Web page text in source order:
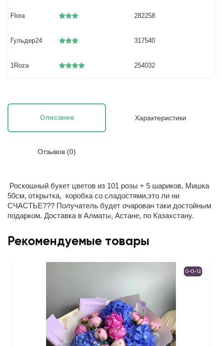
Flora 282258
Гульдер24 317540
1Roza 254032
Описание Характеристики
Отзывов (0)
Роскошный букет цветов из 101 розы + 5 шариков, Мишка
50см, открытка, коробка со сладостями,это ли ни
СЧАСТЬЕ??? Получатель будет очарован таки достойным
подарком. Доставка в Алматы, Астане, по Казахстану.
Рекомендуемые товары
0-0-12